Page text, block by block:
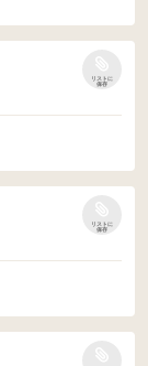
リストに
保存
リストに
保存